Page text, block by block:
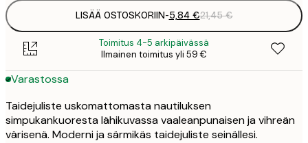
LISÄÄ OSTOSKORIIN-5,84 €21,45 €
Toimitus 4-5 arkipäivässä
Ilmainen toimitus yli 59 €
Varastossa
Taidejuliste uskomattomasta nautiluksen
simpukankuoresta lähikuvassa vaaleanpunaisen ja vihreän
värisenä. Moderni ja särmikäs taidejuliste seinällesi.